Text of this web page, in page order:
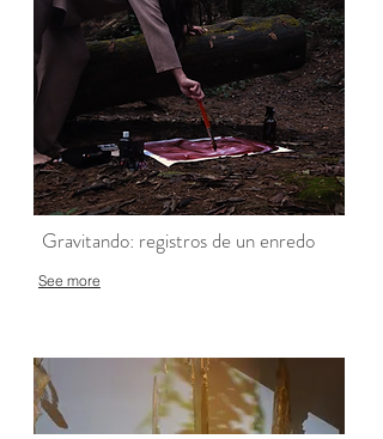
Gravitando: registros de un enredo
See more